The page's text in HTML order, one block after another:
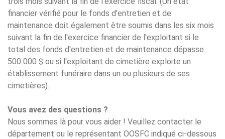
financier vérifié pour le fonds d'entretien et de
maintenance doit également être soumis dans les six mois
suivant la fin de l'exercice financier de l'exploitant si le
total des fonds d'entretien et de maintenance dépasse
500 000 $ ou si l'exploitant de cimetière exploite un
établissement funéraire dans un ou plusieurs de ses
cimetières).
Vous avez des questions ?
Nous sommes là pour vous aider ! Veuillez contacter le
département ou le représentant OOSFC indiqué ci-dessous